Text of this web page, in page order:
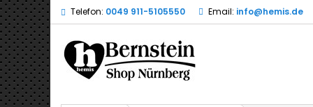
Telefon: 0049 911-5105550 Email: info@hemis.de